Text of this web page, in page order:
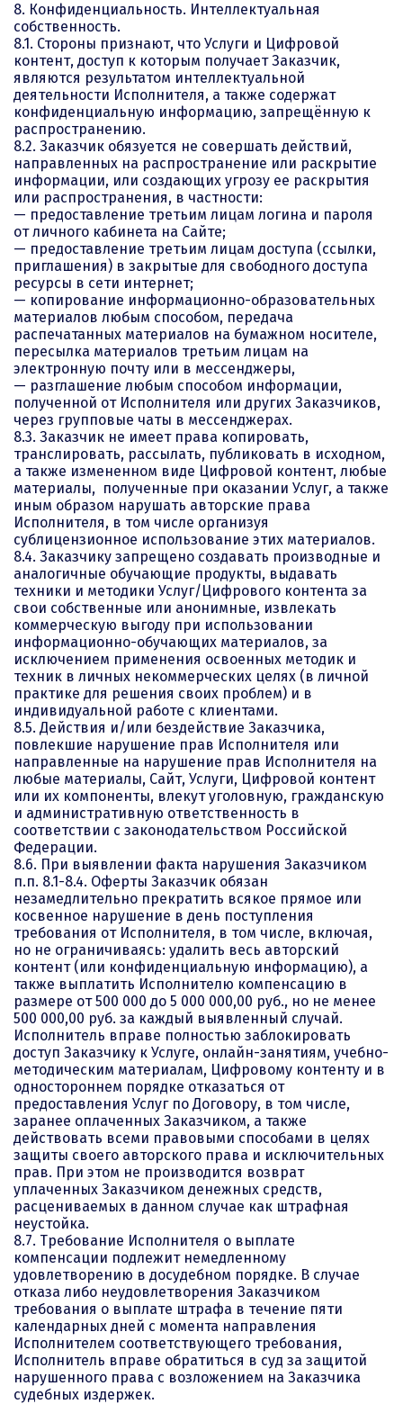
8. Конфиденциальность. Интеллектуальная
собственность.
8.1. Стороны признают, что Услуги и Цифровой
контент, доступ к которым получает Заказчик,
являются результатом интеллектуальной
деятельности Исполнителя, а также содержат
конфиденциальную информацию, запрещённую к
распространению.
8.2. Заказчик обязуется не совершать действий,
направленных на распространение или раскрытие
информации, или создающих угрозу ее раскрытия
или распространения, в частности:
— предоставление третьим лицам логина и пароля
от личного кабинета на Сайте;
— предоставление третьим лицам доступа (ссылки,
приглашения) в закрытые для свободного доступа
ресурсы в сети интернет;
— копирование информационно-образовательных
материалов любым способом, передача
распечатанных материалов на бумажном носителе,
пересылка материалов третьим лицам на
электронную почту или в мессенджеры,
— разглашение любым способом информации,
полученной от Исполнителя или других Заказчиков,
через групповые чаты в мессенджерах.
8.3. Заказчик не имеет права копировать,
транслировать, рассылать, публиковать в исходном,
а также измененном виде Цифровой контент, любые
материалы, полученные при оказании Услуг, а также
иным образом нарушать авторские права
Исполнителя, в том числе организуя
сублицензионное использование этих материалов.
8.4. Заказчику запрещено создавать производные и
аналогичные обучающие продукты, выдавать
техники и методики Услуг/Цифрового контента за
свои собственные или анонимные, извлекать
коммерческую выгоду при использовании
информационно-обучающих материалов, за
исключением применения освоенных методик и
техник в личных некоммерческих целях (в личной
практике для решения своих проблем) и в
индивидуальной работе с клиентами.
8.5. Действия и/или бездействие Заказчика,
повлекшие нарушение прав Исполнителя или
направленные на нарушение прав Исполнителя на
любые материалы, Сайт, Услуги, Цифровой контент
или их компоненты, влекут уголовную, гражданскую
и административную ответственность в
соответствии с законодательством Российской
Федерации.
8.6. При выявлении факта нарушения Заказчиком
п.п. 8.1-8.4. Оферты Заказчик обязан
незамедлительно прекратить всякое прямое или
косвенное нарушение в день поступления
требования от Исполнителя, в том числе, включая,
но не ограничиваясь: удалить весь авторский
контент (или конфиденциальную информацию), а
также выплатить Исполнителю компенсацию в
размере от 500 000 до 5 000 000,00 руб., но не менее
500 000,00 руб. за каждый выявленный случай.
Исполнитель вправе полностью заблокировать
доступ Заказчику к Услуге, онлайн-занятиям, учебно-
методическим материалам, Цифровому контенту и в
одностороннем порядке отказаться от
предоставления Услуг по Договору, в том числе,
заранее оплаченных Заказчиком, а также
действовать всеми правовыми способами в целях
защиты своего авторского права и исключительных
прав. При этом не производится возврат
уплаченных Заказчиком денежных средств,
расцениваемых в данном случае как штрафная
неустойка.
8.7. Требование Исполнителя о выплате
компенсации подлежит немедленному
удовлетворению в досудебном порядке. В случае
отказа либо неудовлетворения Заказчиком
требования о выплате штрафа в течение пяти
календарных дней с момента направления
Исполнителем соответствующего требования,
Исполнитель вправе обратиться в суд за защитой
нарушенного права с возложением на Заказчика
судебных издержек.